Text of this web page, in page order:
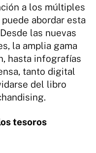
a los múltiples
abordar esta
las nuevas
la amplia gama
hasta infografías
tanto digital
del libro
tesoros